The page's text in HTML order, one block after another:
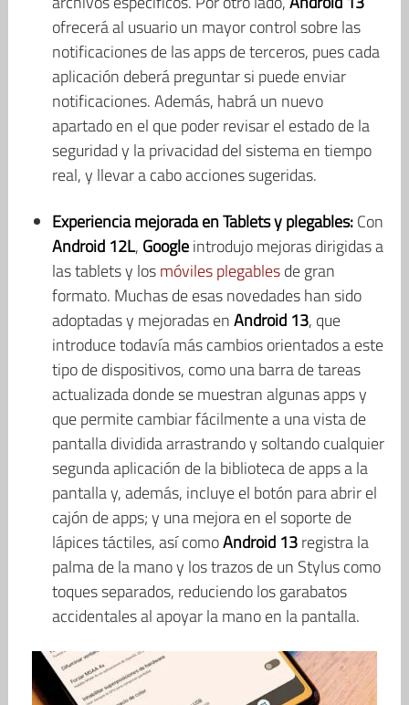
ofrecerá al usuario un mayor control sobre las
notificaciones de las apps de terceros, pues cada
aplicación deberá preguntar si puede enviar
notificaciones. Además, habrá un nuevo
apartado en el que poder revisar el estado de la
seguridad y la privacidad del sistema en tiempo
real, y llevar a cabo acciones sugeridas.
Experiencia mejorada en Tablets y plegables:Con
Android 12L, Googleintrodujo mejoras dirigidas a
las tablets y losmóviles plegablesde gran
formato. Muchas de esas novedades han sido
adoptadas y mejoradas enAndroid 13, que
introduce todavía más cambios orientados a este
tipo de dispositivos, como una barra de tareas
actualizada donde se muestran algunas apps y
que permite cambiar fácilmente a una vista de
pantalla dividida arrastrando y soltando cualquier
segunda aplicación de la biblioteca de apps a la
pantalla y, además, incluye el botón para abrir el
cajón de apps; y una mejora en el soporte de
lápices táctiles, así comoAndroid 13registra la
palma de la mano y los trazos de un Stylus como
toques separados, reduciendo los garabatos
accidentales al apoyar la mano en la pantalla.